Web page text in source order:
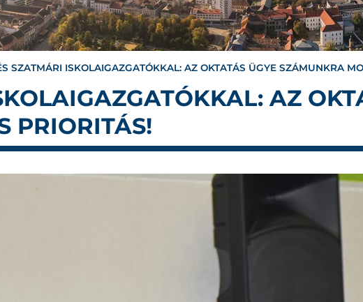
SZATMÁRI ISKOLAIGAZGATÓKKAL: AZ OKTATÁS ÜGYE SZÁMUNKRA
AZ
PRIORITÁS!